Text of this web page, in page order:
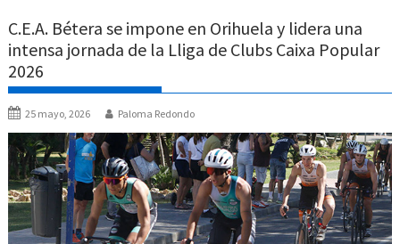
C.E.A. Bétera se impone en Orihuela y lidera una
intensa jornada de la Lliga de Clubs Caixa Popular
2026
25 mayo, 2026 Paloma Redondo